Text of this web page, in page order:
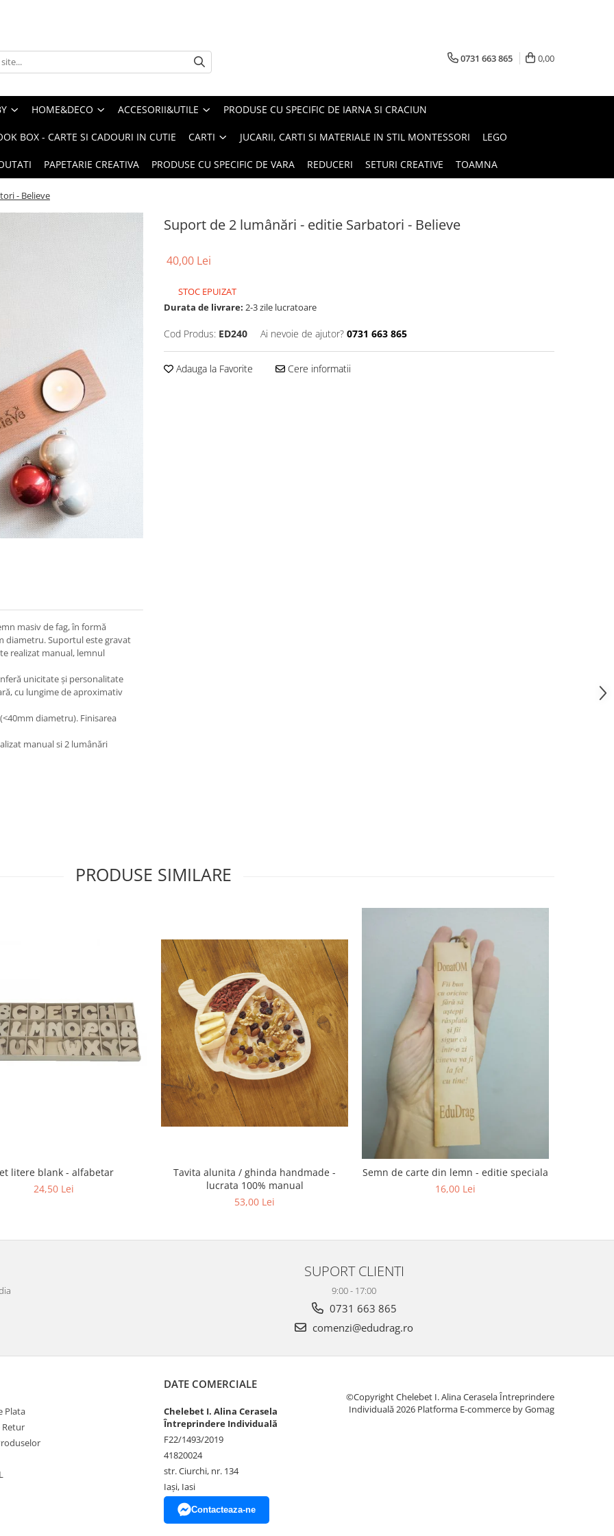
0731 663 865 0,00
HOME&DECO ACCESORII&UTILE PRODUSE CU SPECIFIC DE IARNA SI CRACIUN
BOX - CARTE SI CADOURI IN CUTIE CARTI JUCARII, CARTI SI MATERIALE IN STIL MONTESSORI LEGO
PAPETARIE CREATIVA PRODUSE CU SPECIFIC DE VARA REDUCERI SETURI CREATIVE TOAMNA
- Believe
Suport de 2 lumânări - editie Sarbatori - Believe
40,00 Lei
STOC EPUIZAT
Durata de livrare: 2-3 zile lucratoare
Cod Produs: ED240 Ai nevoie de ajutor? 0731 663 865
Adauga la Favorite Cere informatii
masiv de fag, în formă
diametru. Suportul este gravat
realizat manual, lemnul
unicitate și personalitate
cu lungime de aproximativ
diametru). Finisarea
manual si 2 lumânări
PRODUSE SIMILARE
litere blank - alfabetar
24,50 Lei
Tavita alunita / ghinda handmade -
lucrata 100% manual
53,00 Lei
Semn de carte din lemn - editie speciala
16,00 Lei
SUPORT CLIENTI
9:00 - 17:00
0731 663 865
comenzi@edudrag.ro
Plata
Retur
DATE COMERCIALE
Chelebet I. Alina Cerasela
Întreprindere Individuală
F22/1493/2019
41820024
str. Ciurchi, nr. 134
Iași, Iasi
Contacteaza-ne
©Copyright Chelebet I. Alina Cerasela Întreprindere
Individuală 2026 Platforma E-commerce by Gomag